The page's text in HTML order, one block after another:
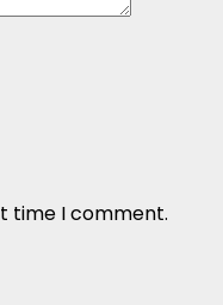
time I comment.